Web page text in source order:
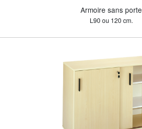
Armoire sans porte
L90 ou 120 cm.